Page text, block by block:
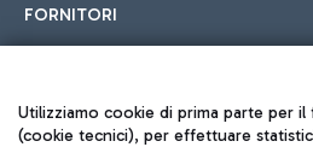
FORNITORI
Seguici sui social
Utilizziamo cookie di prima parte per
(cookie tecnici), per effettuare